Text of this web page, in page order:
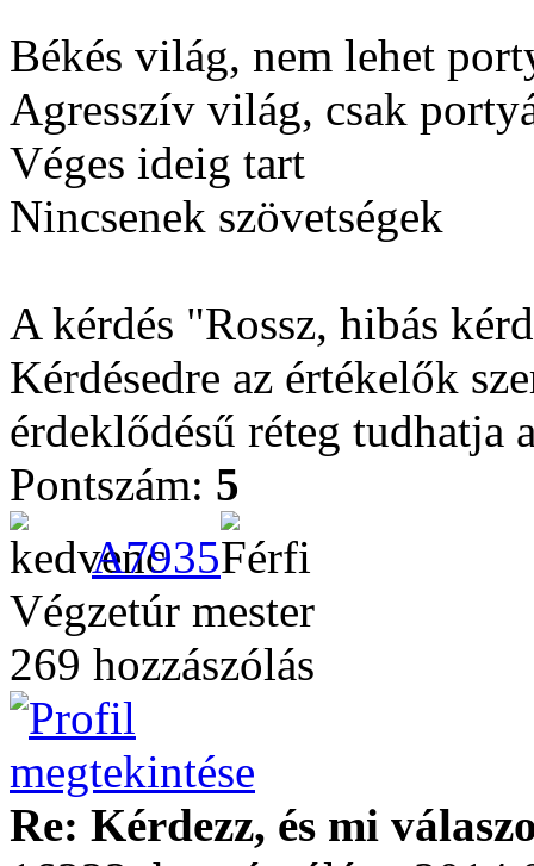
Békés világ, nem lehet
Agresszív világ, csak
Véges ideig tart
Nincsenek szövetségek
A kérdés "Rossz, hibás
Kérdésedre az értékelők
érdeklődésű réteg tudhatja
Pontszám: 5
A7935
Végzetúr mester
269 hozzászólás
Re: Kérdezz, és mi